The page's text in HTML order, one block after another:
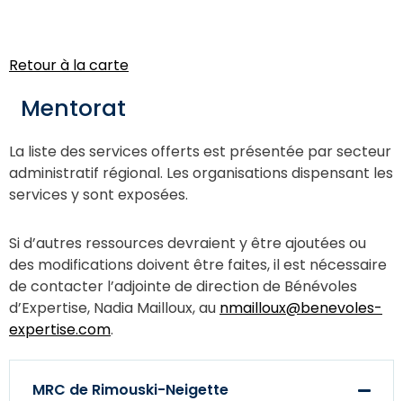
Retour à la carte
Mentorat
La liste des services offerts est présentée par secteur
administratif régional. Les organisations dispensant les
services y sont exposées.
Si d’autres ressources devraient y être ajoutées ou
des modifications doivent être faites, il est nécessaire
de contacter l’adjointe de direction de Bénévoles
d’Expertise, Nadia Mailloux, au nmailloux@benevoles-
expertise.com.
MRC de Rimouski-Neigette